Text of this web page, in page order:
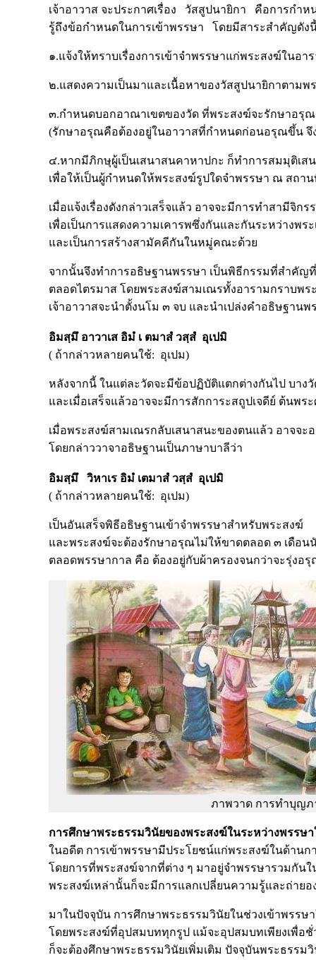
เจ้าอาวาส จะประกาศเรื่อง วัสสูปนายิกา คือการกำ
รู้ถึงข้อกำหนดในการเข้าพรรษา โดยมีสาระสำคัญดัง
๑.แจ้งให้ทราบเรื่องการเข้าจำพรรษาแก่พระสงฆ์ในอา
๒.แสดงความเป็นมาและเนื้อหาของวัสสูปนายิกาตามพ
๓.กำหนดบอกอาณาเขตของวัด ที่พระสงฆ์จะรักษาอรุ
(รักษาอรุณคือต้องอยู่ในอาวาสที่กำหนดก่อนอรุณขึ้น จึ
๔.หากมีภิกษุผู้เป็นเสนาสนคาหาปกะ ก็ทำการสมมุติเส
เพื่อให้เป็นผู้กำหนดให้พระสงฆ์รูปใดจำพรรษา ณ สถา
เมื่อแจ้งเรื่องดังกล่าวเสร็จแล้ว อาจจะมีการทำสามีจิ
เพื่อเป็นการแสดงความเคารพซึ่งกันและกันระหว่างพร
และเป็นการสร้างสามัคคีกันในหมู่คณะด้วย
จากนั้นจึงทำการอธิษฐานพรรษา เป็นพิธีกรรมที่สำคัญที่
ตลอดไตรมาส โดยพระสงฆ์สามเณรทั้งอารามกราบพร
เจ้าอาวาสจะนำตั้งนโม ๓ จบ และนำเปล่งคำอธิษฐาน
อิมสฺมึ อาวาเส อิมํ เ ตมาสํ วสฺสํ อุเปมิ
( ถ้ากล่าวหลายคนใช้: อุเปม)
หลังจากนี้ ในแต่ละวัดจะมีข้อปฏิบัติแตกต่างกันไป บาง
และเมื่อเสร็จแล้วอาจจะมีการสักการะสถูปเจดีย์ ต้นพ
เมื่อพระสงฆ์สามเณรกลับเสนาสนะของตนแล้ว อาจจ
โดยกล่าววาจาอธิษฐานเป็นภาษาบาลีว่า
อิมสฺมึ วิหาเร อิมํ เตมาสํ วสฺสํ อุเปมิ
( ถ้ากล่าวหลายคนใช้: อุเปม)
เป็นอันเสร็จพิธีอธิษฐานเข้าจำพรรษาสำหรับพระสงฆ์
และพระสงฆ์จะต้องรักษาอรุณไม่ให้ขาดตลอด ๓ เดือน
ตลอดพรรษากาล คือ ต้องอยู่กับผ้าครองจนกว่าจะรุ่งอ
ภาพวาด การทำบุญ
การศึกษาพระธรรมวินัยของพระสงฆ์ในระหว่างพรรษ
ในอดีต การเข้าพรรษามีประโยชน์แก่พระสงฆ์ในด้านก
โดยการที่พระสงฆ์จากที่ต่าง ๆ มาอยู่จำพรรษารวมกัน
พระสงฆ์เหล่านั้นก็จะมีการแลกเปลี่ยนความรู้และถ่าย
มาในปัจจุบัน การศึกษาพระธรรมวินัยในช่วงเข้าพรรษ
โดยพระสงฆ์ที่อุปสมบททุกรูป แม้จะอุปสมบทเพียงเพื่อชั่
ก็จะต้องศึกษาพระธรรมวินัยเพิ่มเติม ปัจจุบันพระธรร